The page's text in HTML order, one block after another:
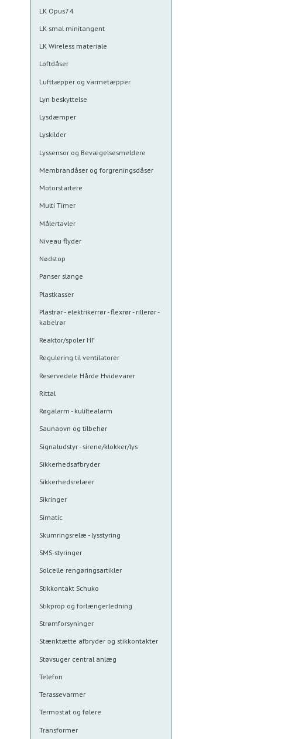
LK Opus74
LK smal minitangent
LK Wireless materiale
Loftdåser
Lufttæpper og varmetæpper
Lyn beskyttelse
Lysdæmper
Lyskilder
Lyssensor og Bevægelsesmeldere
Membrandåser og forgreningsdåser
Motorstartere
Multi Timer
Målertavler
Niveau flyder
Nødstop
Panser slange
Plastkasser
Plastrør - elektrikerrør - flexrør - rillerør -
kabelrør
Reaktor/spoler HF
Regulering til ventilatorer
Reservedele Hårde Hvidevarer
Rittal
Røgalarm - kuliltealarm
Saunaovn og tilbehør
Signaludstyr - sirene/klokker/lys
Sikkerhedsafbryder
Sikkerhedsrelæer
Sikringer
Simatic
Skumringsrelæ - lysstyring
SMS-styringer
Solcelle rengøringsartikler
Stikkontakt Schuko
Stikprop og forlængerledning
Strømforsyninger
Stænktætte afbryder og stikkontakter
Støvsuger central anlæg
Telefon
Terassevarmer
Termostat og følere
Transformer